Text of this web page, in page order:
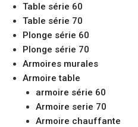
Table série 60
Table série 70
Plonge série 60
Plonge série 70
Armoires murales
Armoire table
armoire série 60
Armoire serie 70
Armoire chauffante